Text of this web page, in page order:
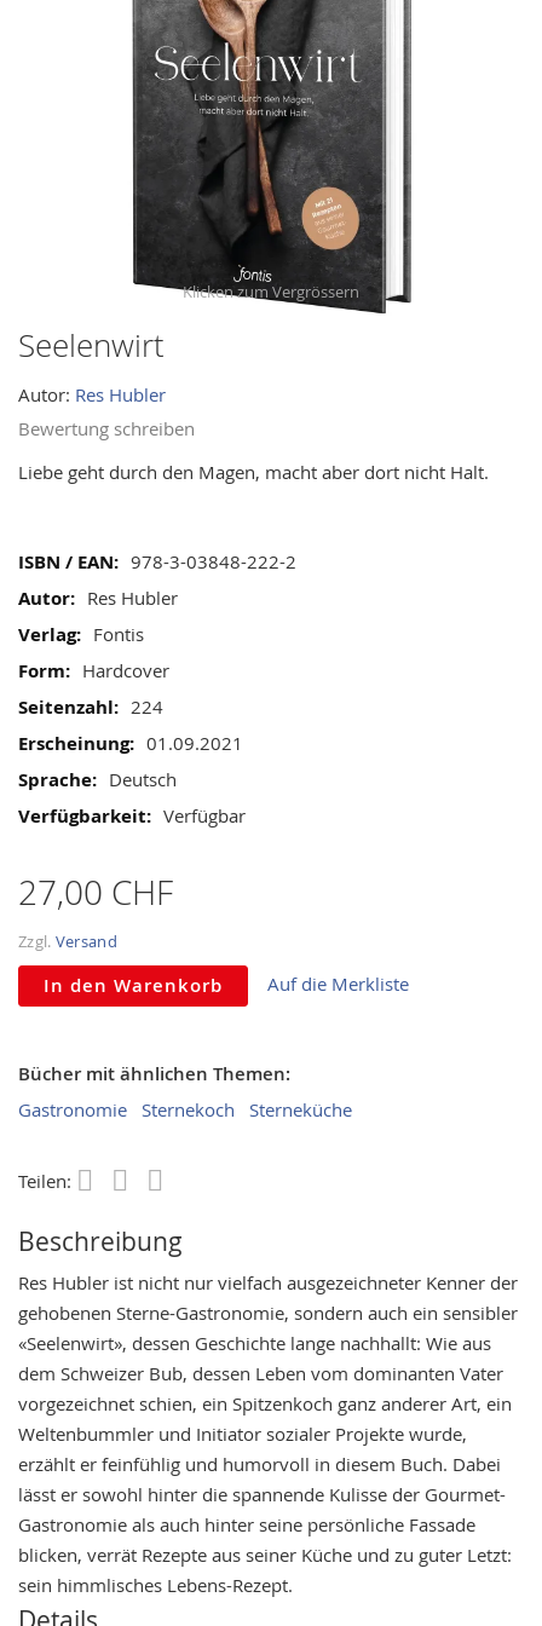
Seelenwirt
Autor: Res Hubler
Bewertung schreiben
Liebe geht durch den Magen, macht aber dort nicht Halt.
Mehr
Informationen
978-3-03848-222-2
Res Hubler
Fontis
Hardcover
224
01.09.2021
Deutsch
Verfügbar
27,00 CHF
Zzgl. Versand
In den Warenkorb Auf die Merkliste
Bücher mit ähnlichen Themen:
Gastronomie Sternekoch Sterneküche
Teilen:
Skip
the
beginning
the
Beschreibung
Res Hubler ist nicht nur vielfach ausgezeichneter Kenner der
gehobenen Sterne-Gastronomie, sondern auch ein sensibler
«Seelenwirt», dessen Geschichte lange nachhallt: Wie aus
dem Schweizer Bub, dessen Leben vom dominanten Vater
vorgezeichnet schien, ein Spitzenkoch ganz anderer Art, ein
Weltenbummler und Initiator sozialer Projekte wurde,
erzählt er feinfühlig und humorvoll in diesem Buch. Dabei
lässt er sowohl hinter die spannende Kulisse der Gourmet-
Gastronomie als auch hinter seine persönliche Fassade
blicken, verrät Rezepte aus seiner Küche und zu guter Letzt:
sein himmlisches Lebens-Rezept.